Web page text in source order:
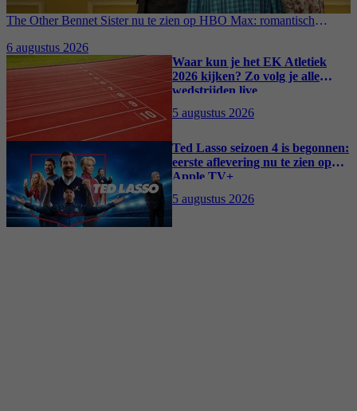
The Other Bennet Sister nu te zien op HBO Max: romantisch
6 augustus 2026
Waar kun je het EK Atletiek
2026 kijken? Zo volg je alle
wedstrijden live
5 augustus 2026
Ted Lasso seizoen 4 is begonnen:
eerste aflevering nu te zien op
Apple TV+
5 augustus 2026